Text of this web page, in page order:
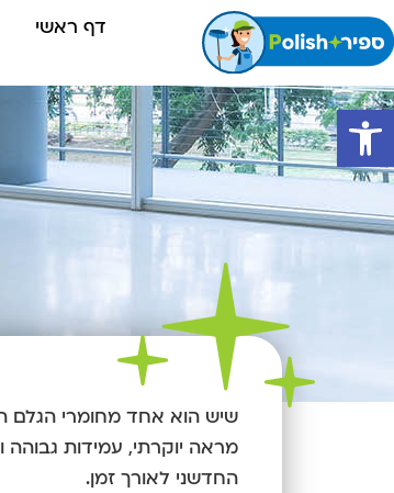
פתח סרגל נגישות
דף ראשי
שיש הוא אחד מחומרי הגלם
מראה יוקרתי, עמידות
החדשני לאורך זמן.